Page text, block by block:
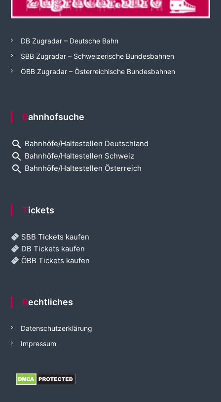
DB Zugradar – Deutsche Bahn
SBB Zugradar – Schweizerische Bundesbahnen
ÖBB Zugradar – Österreichische Bundesbahnen
Bahnhofsuche
search Bahnhöfe/Haltestellen Deutschland
search Bahnhöfe/Haltestellen Schweiz
search Bahnhöfe/Haltestellen Österreich
Tickets
SBB Tickets kaufen
DB Tickets kaufen
ÖBB Tickets kaufen
Rechtliches
Datenschutzerklärung
Impressum